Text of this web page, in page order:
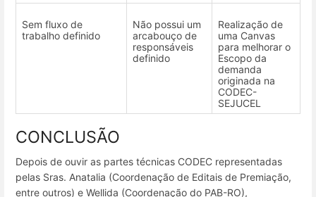
Sem fluxo de
trabalho definido
Não possui um
arcabouço de
responsáveis
definido
Realização de
uma Canvas
para melhorar o
Escopo da
demanda
originada na
CODEC-
SEJUCEL
CONCLUSÃO
Depois de ouvir as partes técnicas CODEC representadas
pelas Sras. Anatalia (Coordenação de Editais de Premiação,
entre outros) e Wellida (Coordenação do PAB-RO),